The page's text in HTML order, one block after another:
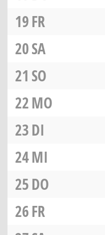
19FR
20SA
21 SO
22MO
23DI
24MI
25DO
26FR